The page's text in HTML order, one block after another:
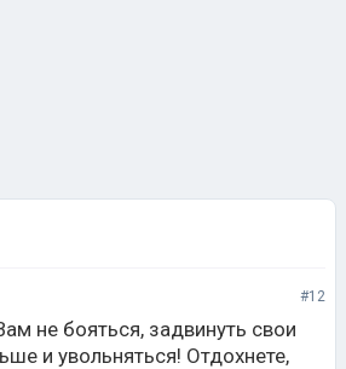
#12
не бояться, задвинуть свои
и увольняться! Отдохнете,